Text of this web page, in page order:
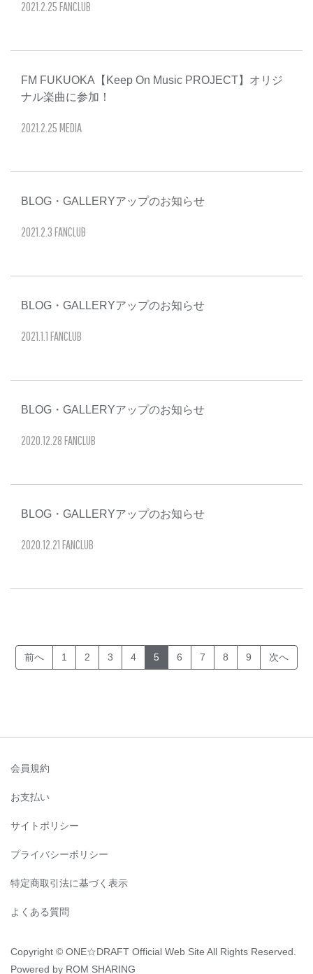
2021 2 25FANCLUB
FM FUKUOKA【Keep On Music PROJECT】オリジ
ナル楽曲に参加！
2021 2 25MEDIA
BLOG・GALLERYアップのお知らせ
2021 23FANCLUB
BLOG・GALLERYアップのお知らせ
202111FANCLUB
BLOG・GALLERYアップのお知らせ
202012 28FANCLUB
BLOG・GALLERYアップのお知らせ
202012 21FANCLUB
前へ 1 2 3 4 5 (current)
6 7 8 9 次へ
会員規約
お支払い
サイトポリシー
プライバシーポリシー
特定商取引法に基づく表示
よくある質問
Copyright © ONE☆DRAFT Official Web Site All Rights Reserved.
Powered by ROM SHARING